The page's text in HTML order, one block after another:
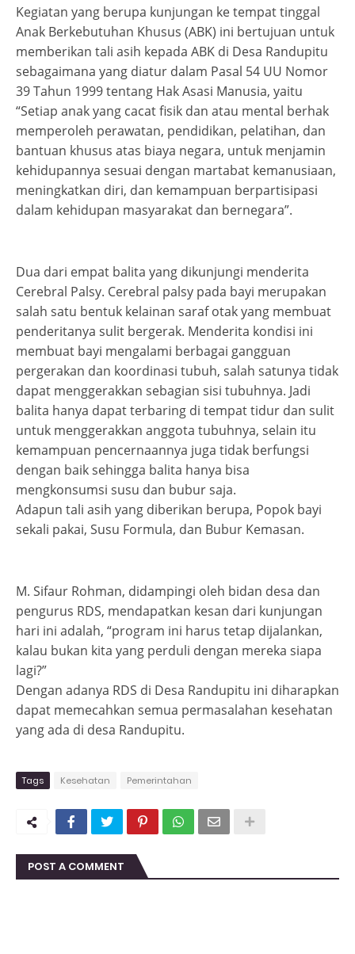
Kegiatan yang berupa kunjungan ke tempat tinggal
Anak Berkebutuhan Khusus (ABK) ini bertujuan untuk
memberikan tali asih kepada ABK di Desa Randupitu
sebagaimana yang diatur dalam Pasal 54 UU Nomor
39 Tahun 1999 tentang Hak Asasi Manusia, yaitu
“Setiap anak yang cacat fisik dan atau mental berhak
memperoleh perawatan, pendidikan, pelatihan, dan
bantuan khusus atas biaya negara, untuk menjamin
kehidupannya sesuai dengan martabat kemanusiaan,
meningkatkan diri, dan kemampuan berpartisipasi
dalam kehidupan masyarakat dan bernegara”.
Dua dari empat balita yang dikunjungi menderita
Cerebral Palsy. Cerebral palsy pada bayi merupakan
salah satu bentuk kelainan saraf otak yang membuat
penderitanya sulit bergerak. Menderita kondisi ini
membuat bayi mengalami berbagai gangguan
pergerakan dan koordinasi tubuh, salah satunya tidak
dapat menggerakkan sebagian sisi tubuhnya. Jadi
balita hanya dapat terbaring di tempat tidur dan sulit
untuk menggerakkan anggota tubuhnya, selain itu
kemampuan pencernaannya juga tidak berfungsi
dengan baik sehingga balita hanya bisa
mengkonsumsi susu dan bubur saja.
Adapun tali asih yang diberikan berupa, Popok bayi
sekali pakai, Susu Formula, dan Bubur Kemasan.
M. Sifaur Rohman, didampingi oleh bidan desa dan
pengurus RDS, mendapatkan kesan dari kunjungan
hari ini adalah, “program ini harus tetap dijalankan,
kalau bukan kita yang perduli dengan mereka siapa
lagi?”
Dengan adanya RDS di Desa Randupitu ini diharapkan
dapat memecahkan semua permasalahan kesehatan
yang ada di desa Randupitu.
Tags Kesehatan Pemerintahan
POST A COMMENT